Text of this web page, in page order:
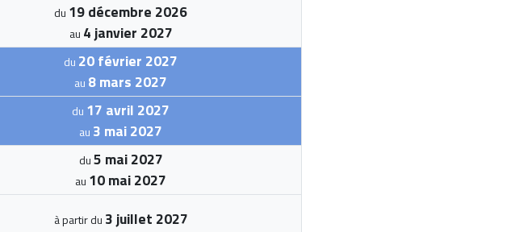
du 19 décembre 2026
au 4 janvier 2027
du 20 février 2027
au 8 mars 2027
du 17 avril 2027
au 3 mai 2027
du5 mai 2027
au 10 mai 2027
à partir du 3 juillet 2027